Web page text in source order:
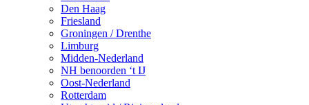
Den Haag
Friesland
Groningen / Drenthe
Limburg
Midden-Nederland
NH benoorden ‘t IJ
Oost-Nederland
Rotterdam